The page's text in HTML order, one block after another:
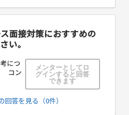
面接対策におすすめの
い。
につ
コン
メンターとしてロ
グインすると回答
できます
回答を見る（0件）